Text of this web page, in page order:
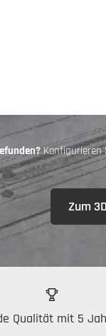
Konfigurieren
Zum
Qualität mit 5